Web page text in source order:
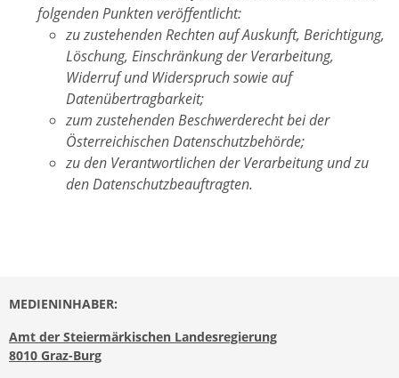
folgenden Punkten veröffentlicht:
zu zustehenden Rechten auf Auskunft, Berichtigung,
Löschung, Einschränkung der Verarbeitung,
Widerruf und Widerspruch sowie auf
Datenübertragbarkeit;
zum zustehenden Beschwerderecht bei der
Österreichischen Datenschutzbehörde;
zu den Verantwortlichen der Verarbeitung und zu
den Datenschutzbeauftragten.
MEDIENINHABER:
Amt der Steiermärkischen Landesregierung
8010 Graz-Burg